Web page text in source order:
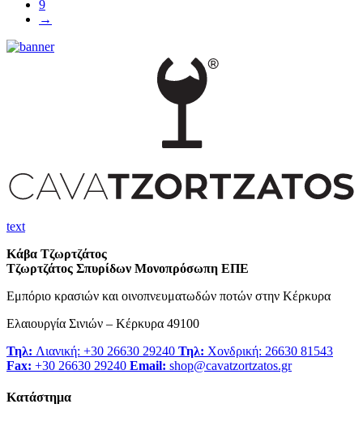
9
→
text
Κάβα Τζωρτζάτος
Τζωρτζάτος Σπυρίδων Μονοπρόσωπη ΕΠΕ
Εμπόριο κρασιών και οινοπνευματωδών ποτών στην Κέρκυρα
Ελαιουργία Σινιών – Κέρκυρα 49100
Τηλ: Λιανική: +30 26630 29240 Τηλ: Χονδρική: 26630 81543
Fax: +30 26630 29240 Email: shop@cavatzortzatos.gr
Κατάστημα